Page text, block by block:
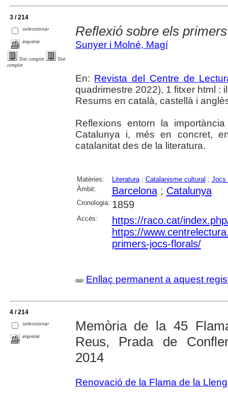
3 / 214
seleccionar
imprimir
Text complet
Text
complet
Reflexió sobre els
Sunyer i Molné, Magí
En: Revista del Centre de
quadrimestre 2022), 1 fitxer html :
Resums en català, castellà i
Reflexions entorn la
Catalunya i, més en concret,
catalanitat des de la literatura.
Matèries: Literatura; Catalanisme cultural ; Jocs
Àmbit:
Barcelona; Catalunya
Cronologia: 1859
Accés:
https://raco.cat/
https://
primers-jocs-florals/
Enllaç permanent a aquest
4 / 214
seleccionar
imprimir
Memòria de la 45
Reus, Prada de
2014
Renovació de la Flama de la